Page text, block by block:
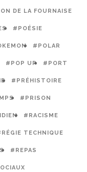
DE LA FOURNAISE
#POÉSIE
#POLAR
#POP UP #PORT
#PRÉHISTOIRE
#PRISON
#RACISME
TECHNIQUE
#REPAS